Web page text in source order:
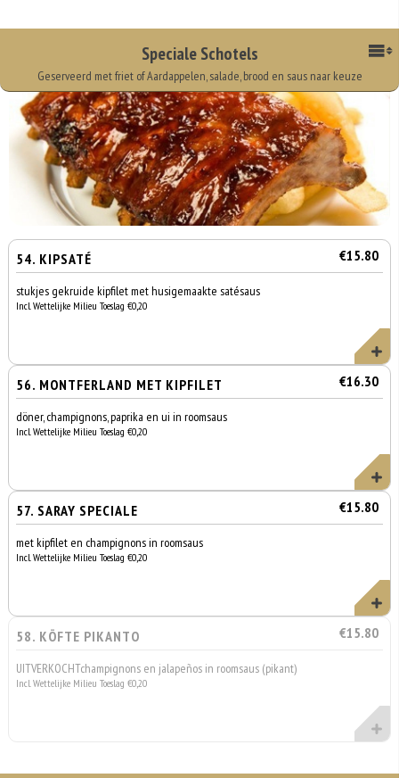
Speciale Schotels
Geserveerd met friet of Aardappelen, salade, brood en saus naar keuze
54. KIPSATÉ €15.80
stukjes gekruide kipfilet met husigemaakte satésaus
Incl. Wettelijke Milieu Toeslag €0,20
56. MONTFERLAND MET KIPFILET €16.30
döner, champignons, paprika en ui in roomsaus
Incl. Wettelijke Milieu Toeslag €0,20
57. SARAY SPECIALE €15.80
met kipfilet en champignons in roomsaus
Incl. Wettelijke Milieu Toeslag €0,20
58. KÖFTE PIKANTO €15.80
UITVERKOCHTchampignons en jalapeños in roomsaus (pikant)
Incl. Wettelijke Milieu Toeslag €0,20